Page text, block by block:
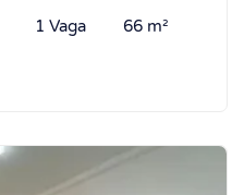
1 Vaga 66 m²